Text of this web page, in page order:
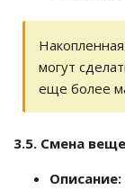
могут
еще более
3.5. Смена
Описание: